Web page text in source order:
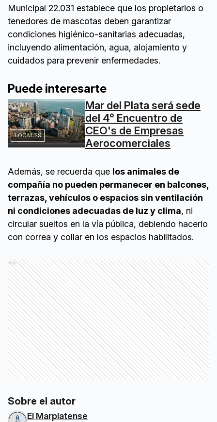
Municipal 22.031 establece que los propietarios o
tenedores de mascotas deben garantizar
condiciones higiénico-sanitarias adecuadas,
incluyendo alimentación, agua, alojamiento y
cuidados para prevenir enfermedades.
Puede interesarte
LOCALES
Mar del Plata será sede
del 4° Encuentro de
CEO's de Empresas
Aerocomerciales
Además, se recuerda que los animales de
compañía no pueden permanecer en balcones,
terrazas, vehículos o espacios sin ventilación
ni condiciones adecuadas de luz y clima, ni
circular sueltos en la vía pública, debiendo hacerlo
con correa y collar en los espacios habilitados.
Ads
Sobre el autor
El Marplatense